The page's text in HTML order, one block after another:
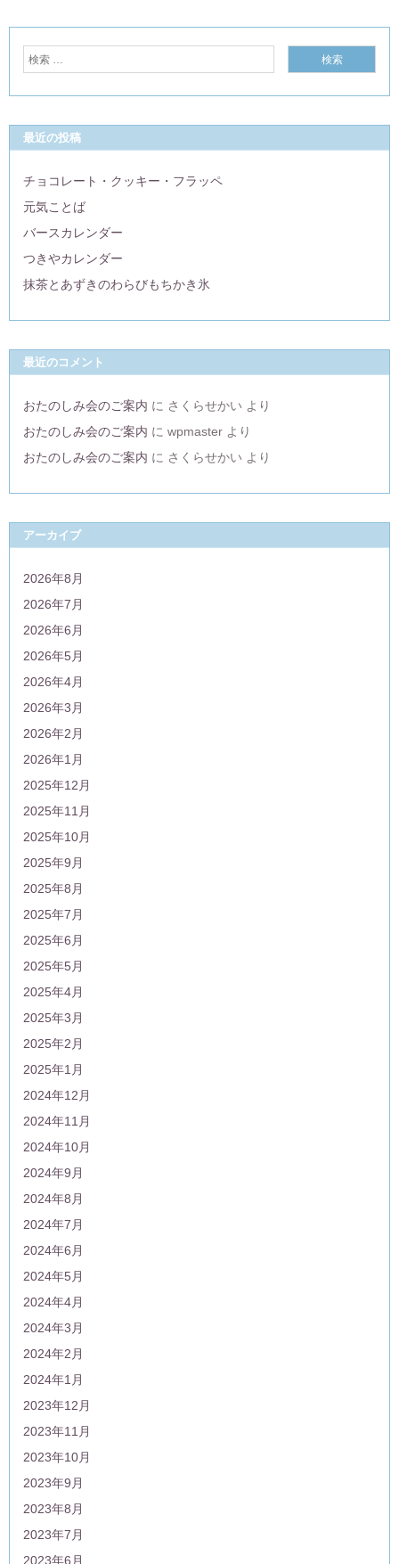
最近の投稿
チョコレート・クッキー・フラッペ
元気ことば
バースカレンダー
つきやカレンダー
抹茶とあずきのわらびもちかき氷
最近のコメント
おたのしみ会のご案内 に さくらせかい より
おたのしみ会のご案内 に wpmaster より
おたのしみ会のご案内 に さくらせかい より
アーカイブ
2026年8月
2026年7月
2026年6月
2026年5月
2026年4月
2026年3月
2026年2月
2026年1月
2025年12月
2025年11月
2025年10月
2025年9月
2025年8月
2025年7月
2025年6月
2025年5月
2025年4月
2025年3月
2025年2月
2025年1月
2024年12月
2024年11月
2024年10月
2024年9月
2024年8月
2024年7月
2024年6月
2024年5月
2024年4月
2024年3月
2024年2月
2024年1月
2023年12月
2023年11月
2023年10月
2023年9月
2023年8月
2023年7月
2023年6月